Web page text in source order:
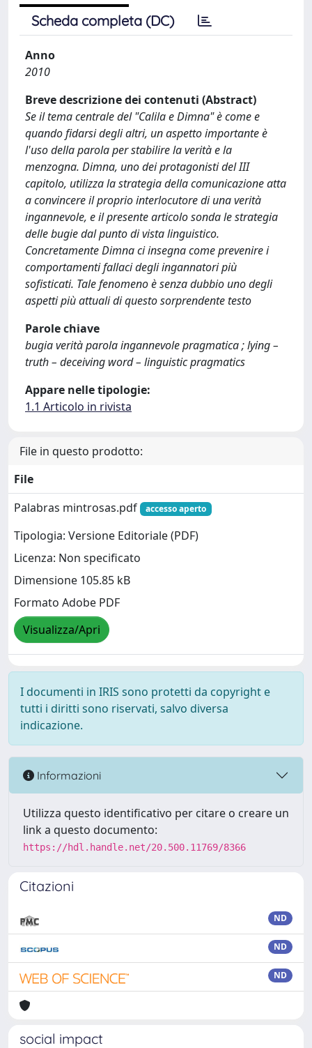
Scheda completa (DC)
Anno
2010
Breve descrizione dei contenuti (Abstract)
Se il tema centrale del "Calila e Dimna" è come e
quando fidarsi degli altri, un aspetto importante è
l'uso della parola per stabilire la verità e la
menzogna. Dimna, uno dei protagonisti del III
capitolo, utilizza la strategia della comunicazione atta
a convincere il proprio interlocutore di una verità
ingannevole, e il presente articolo sonda le strategia
delle bugie dal punto di vista linguistico.
Concretamente Dimna ci insegna come prevenire i
comportamenti fallaci degli ingannatori più
sofisticati. Tale fenomeno è senza dubbio uno degli
aspetti più attuali di questo sorprendente testo
Parole chiave
bugia verità parola ingannevole pragmatica ; lying –
truth – deceiving word – linguistic pragmatics
Appare nelle tipologie:
1.1 Articolo in rivista
File in questo prodotto:
File
Palabras mintrosas.pdf
accesso aperto
Tipologia: Versione Editoriale (PDF)
Licenza: Non specificato
Dimensione 105.85 kB
Formato Adobe PDF
Visualizza/Apri
I documenti in IRIS sono protetti da copyright e
tutti i diritti sono riservati, salvo diversa
indicazione.
Informazioni
Utilizza questo identificativo per citare o creare un
link a questo documento:
https://hdl.handle.net/20.500.11769/8366
Citazioni
ND
ND
ND
social impact